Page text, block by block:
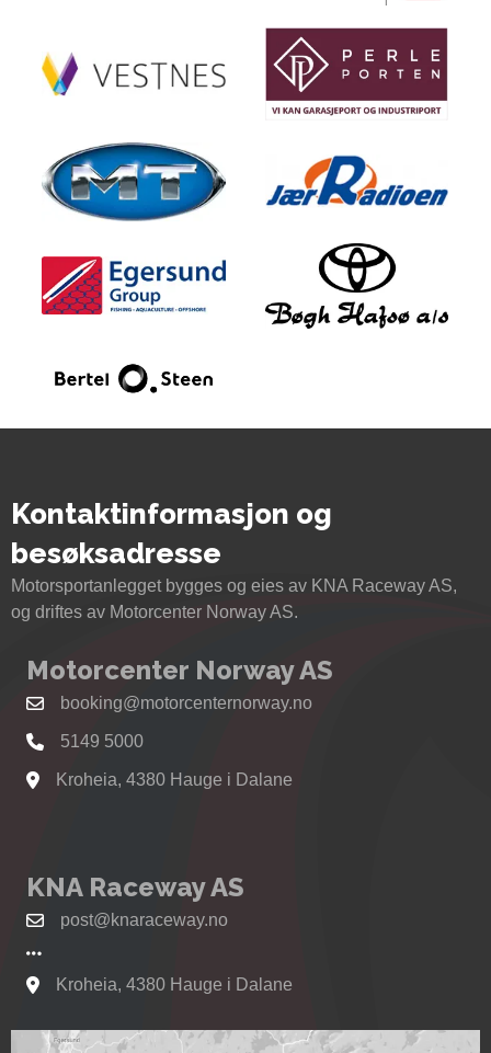
Kontaktinformasjon og
besøksadresse
Motorsportanlegget bygges og eies av KNA Raceway AS,
og driftes av Motorcenter Norway AS.
Motorcenter Norway AS
booking@motorcenternorway.no
5149 5000
Se kart til Motorcenter Norway i Sokndal
Kroheia, 4380 Hauge i Dalane
KNA Raceway AS
post@knaraceway.no
Se kart til Motorcenter Norway i Sokndal
Kroheia, 4380 Hauge i Dalane